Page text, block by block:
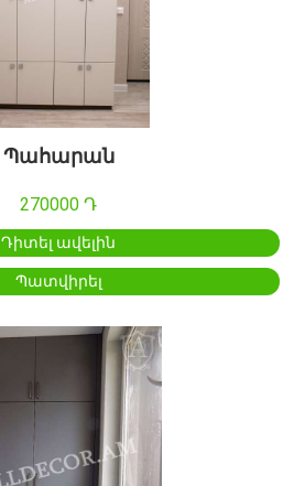
Պահարան
270000 Դ
Դիտել ավելին
Պատվիրել